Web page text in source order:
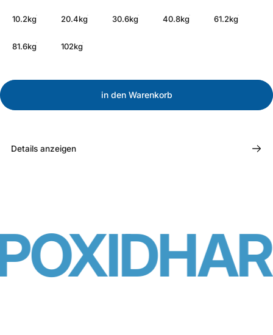
10.2kg 20.4kg 30.6kg 40.8kg 61.2kg
81.6kg 102kg
in den Warenkorb
Details anzeigen